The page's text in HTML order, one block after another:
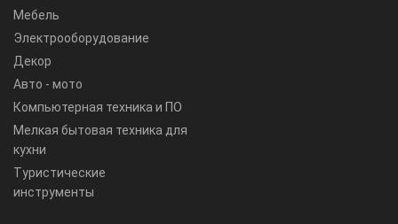
Мебель
Электрооборудование
Декор
Авто - мото
Компьютерная техника и ПО
Мелкая бытовая техника для
кухни
Туристические
инструменты